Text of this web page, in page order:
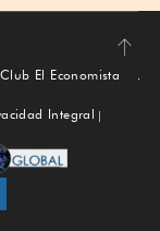
Subir
Club El Economista
Integral